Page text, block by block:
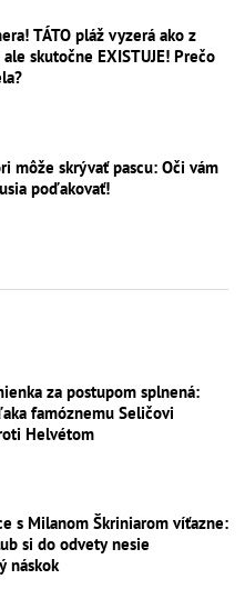
TÁTO pláž vyzerá ako z
skutočne EXISTUJE! Prečo
môže skrývať pascu: Oči vám
poďakovať!
za postupom splnená:
famóznemu Seličovi
Helvétom
s Milanom Škriniarom víťazne:
si do odvety nesie
náskok